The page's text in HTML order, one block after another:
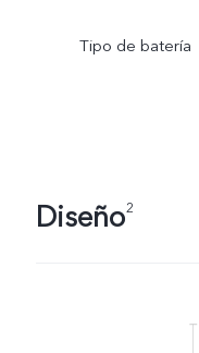
Tipo de batería
Diseño2